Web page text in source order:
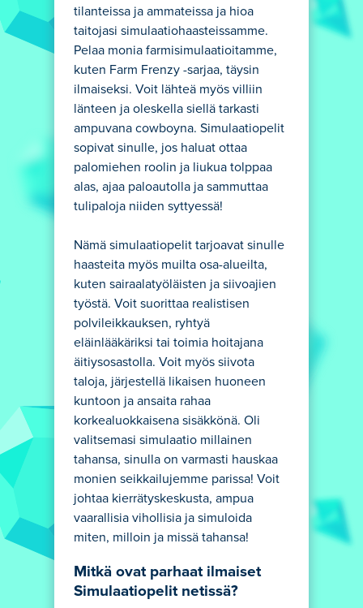
tilanteissa ja ammateissa ja hioa
taitojasi simulaatiohaasteissamme.
Pelaa monia farmisimulaatioitamme,
kuten Farm Frenzy -sarjaa, täysin
ilmaiseksi. Voit lähteä myös villiin
länteen ja oleskella siellä tarkasti
ampuvana cowboyna. Simulaatiopelit
sopivat sinulle, jos haluat ottaa
palomiehen roolin ja liukua tolppaa
alas, ajaa paloautolla ja sammuttaa
tulipaloja niiden syttyessä!
Nämä simulaatiopelit tarjoavat sinulle
haasteita myös muilta osa-alueilta,
kuten sairaalatyöläisten ja siivoajien
työstä. Voit suorittaa realistisen
polvileikkauksen, ryhtyä
eläinlääkäriksi tai toimia hoitajana
äitiysosastolla. Voit myös siivota
taloja, järjestellä likaisen huoneen
kuntoon ja ansaita rahaa
korkealuokkaisena sisäkkönä. Oli
valitsemasi simulaatio millainen
tahansa, sinulla on varmasti hauskaa
monien seikkailujemme parissa! Voit
johtaa kierrätyskeskusta, ampua
vaarallisia vihollisia ja simuloida
miten, milloin ja missä tahansa!
Mitkä ovat parhaat ilmaiset
Simulaatiopelit netissä?